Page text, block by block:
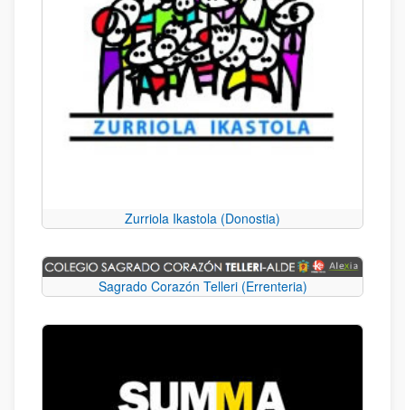
Zurriola Ikastola (Donostia)
Sagrado Corazón Telleri (Errenteria)